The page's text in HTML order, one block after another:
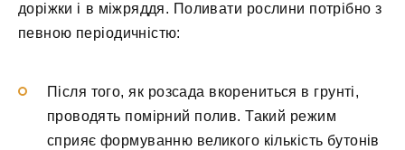
доріжки і в міжряддя. Поливати рослини потрібно з
певною періодичністю:
Після того, як розсада вкорениться в грунті,
проводять помірний полив. Такий режим
сприяє формуванню великого кількість бутонів